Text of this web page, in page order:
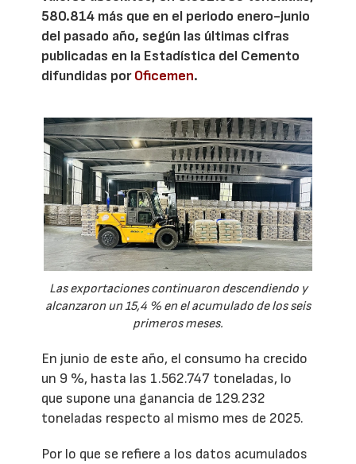
580.814 más que en el periodo enero-junio
del pasado año, según las últimas cifras
publicadas en la Estadística del Cemento
difundidas porOficemen.
Las exportaciones continuaron descendiendo y
alcanzaron un 15,4 % en el acumulado de los seis
primeros meses.
En junio de este año, el consumo ha crecido
un 9 %, hasta las 1.562.747 toneladas, lo
que supone una ganancia de 129.232
toneladas respecto al mismo mes de 2025.
Por lo que se refiere a los datos acumulados